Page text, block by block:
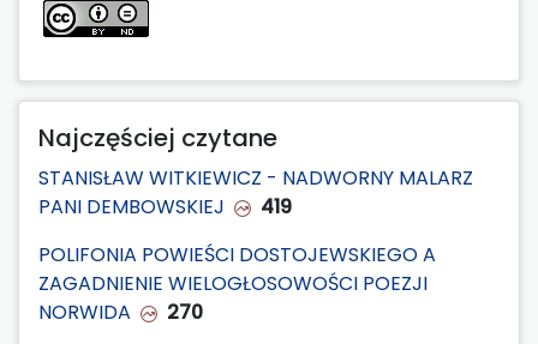
Najczęściej czytane
STANISŁAW WITKIEWICZ - NADWORNY MALARZ
PANI DEMBOWSKIEJ
419
POLIFONIA POWIEŚCI DOSTOJEWSKIEGO A
ZAGADNIENIE WIELOGŁOSOWOŚCI POEZJI
NORWIDA
270